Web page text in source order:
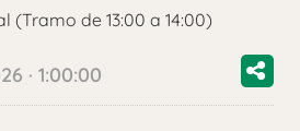
(Tramo de 13:00 a 14:00)
· 1:00:00